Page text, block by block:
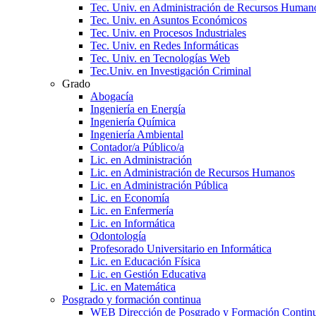
Tec. Univ. en Administración de Recursos
Tec. Univ. en Asuntos Económicos
Tec. Univ. en Procesos Industriales
Tec. Univ. en Redes Informáticas
Tec. Univ. en Tecnologías Web
Tec.Univ. en Investigación Criminal
Grado
Abogacía
Ingeniería en Energía
Ingeniería Química
Ingeniería Ambiental
Contador/a Público/a
Lic. en Administración
Lic. en Administración de Recursos Humanos
Lic. en Administración Pública
Lic. en Economía
Lic. en Enfermería
Lic. en Informática
Odontología
Profesorado Universitario en Informática
Lic. en Educación Física
Lic. en Gestión Educativa
Lic. en Matemática
Posgrado y formación continua
WEB Dirección de Posgrado y Formación